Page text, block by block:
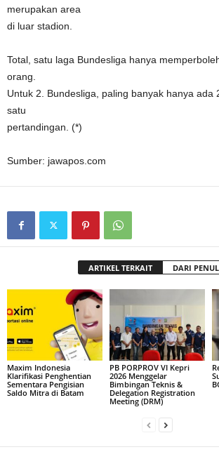
merupakan area
di luar stadion.
Total, satu laga Bundesliga hanya
orang.
Untuk 2. Bundesliga, paling banyak hanya ada
satu
pertandingan. (*)
Sumber: jawapos.com
ARTIKEL TERKAIT DARI
Maxim Indonesia
Klarifikasi Penghentian
Sementara Pengisian
Saldo Mitra di Batam
PB PORPROV VI Kepri
2026 Menggelar
Bimbingan Teknis &
Delegation Registration
Meeting (DRM)